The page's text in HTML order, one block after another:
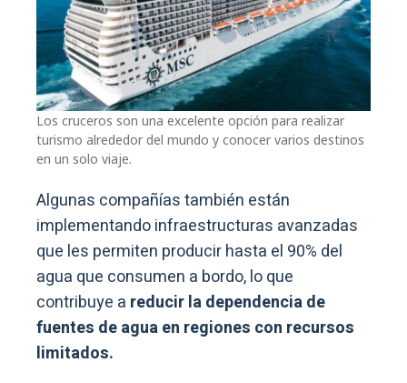
Los cruceros son una excelente opción para realizar
turismo alrededor del mundo y conocer varios destinos
en un solo viaje.
Algunas compañías también están
implementando infraestructuras avanzadas
que les permiten producir hasta el 90% del
agua que consumen a bordo, lo que
contribuye a reducir la dependencia de
fuentes de agua en regiones con recursos
limitados.